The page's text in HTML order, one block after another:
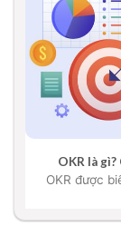
OKR là
OKR được